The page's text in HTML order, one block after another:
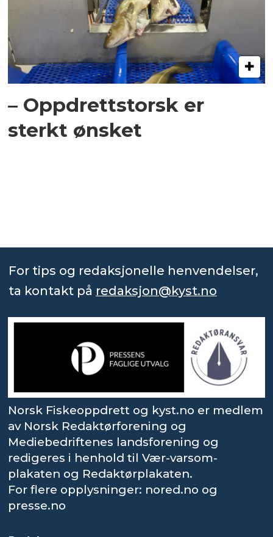
– Oppdrettstorsk er
sterkt ønsket
For tips og redaksjonelle henvendelser,
ta kontakt på redaksjon@kyst.no
Norsk Fiskeoppdrett og kyst.no er medlem
av Norsk Redaktørforening og
Mediebedriftenes landsforening og
redigeres i henhold til Vær-varsom-
plakaten og Redaktørplakaten.
For flere opplysninger: nored.no og
presse.no